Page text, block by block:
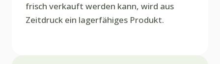
frisch verkauft werden kann, wird aus
Zeitdruck ein lagerfähiges Produkt.